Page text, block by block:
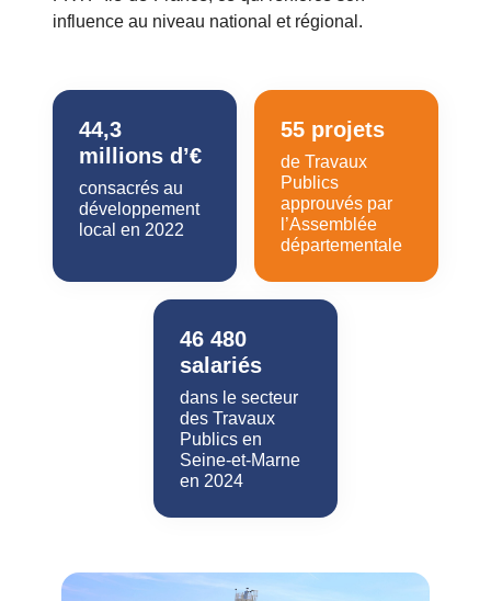
influence au niveau national et régional.
44,3
millions d’€
consacrés au
développement
local en 2022
55 projets
de Travaux
Publics
approuvés par
l’Assemblée
départementale
46 480
salariés
dans le secteur
des Travaux
Publics en
Seine-et-Marne
en 2024